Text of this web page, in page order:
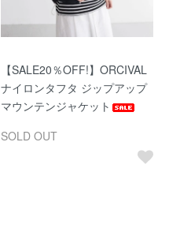
【SALE20％OFF!】ORCIVAL
ナイロンタフタ ジップアップ
マウンテンジャケット
SOLD OUT